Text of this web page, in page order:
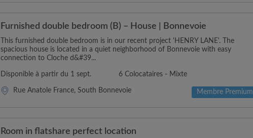
Furnished double bedroom (B) – House | Bonnevoie
This furnished double bedroom is in our recent project 'HENRY LANE'. The
spacious house is located in a quiet neighborhood of Bonnevoie with easy
connection to Cloche d&#39...
Disponible à partir du 1 sept. 6 Colocataires - Mixte
Rue Anatole France, South Bonnevoie Membre Premium
Room in flatshare perfect location